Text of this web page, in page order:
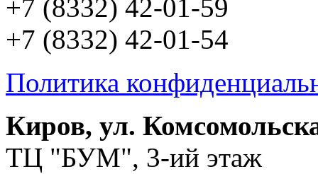
+7 (8332) 42-01-59
+7 (8332) 42-01-54
Политика
Киров, ул.
ТЦ "БУМ", 3-ий этаж